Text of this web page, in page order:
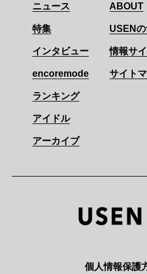
ニュース
特集
インタビュー
encoremode
ランキング
アイドル
アーカイブ
ABOUT
USEN
情報サ
サイト
個人情報保護